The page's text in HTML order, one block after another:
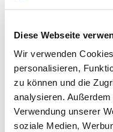
Diese Webseite
Wir verwenden
personalisieren,
zu können und die
analysieren.
Verwendung unserer
soziale Medien,
Offene
Tagen im Palais
Wirte-und
Lernplattform
Partner
Branchennahe